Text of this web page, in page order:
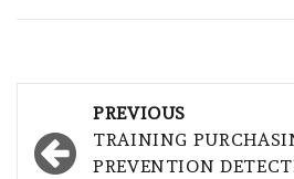
navigation
PREVIOUS
TRAINING
PREVENTION